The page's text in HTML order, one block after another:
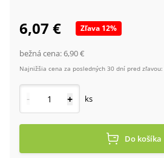
6,07 € Zľava 12%
bežná cena:6,90 €
Najnižšia cena za posledných 30 dní pred zľavou:
- + ks
Do košíka